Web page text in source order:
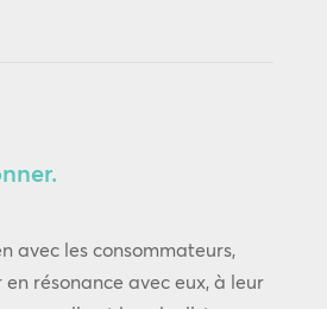
avec les consommateurs,
résonance avec eux, à leur